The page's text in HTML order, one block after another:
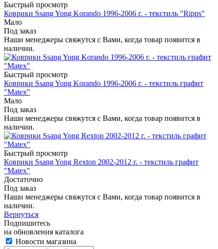
Быстрый просмотр
Коврики Ssang Yong Korando 1996-2006 г. - текстиль "Ripps"
Мало
Под заказ
Наши менеджеры свяжутся с Вами, когда товар появится в
наличии.
Быстрый просмотр
Коврики Ssang Yong Korando 1996-2006 г. - текстиль графит
"Matex"
Мало
Под заказ
Наши менеджеры свяжутся с Вами, когда товар появится в
наличии.
Быстрый просмотр
Коврики Ssang Yong Rexton 2002-2012 г. - текстиль графит
"Matex"
Достаточно
Под заказ
Наши менеджеры свяжутся с Вами, когда товар появится в
наличии.
Вернуться
Подпишитесь
на обновления каталога
Новости магазина